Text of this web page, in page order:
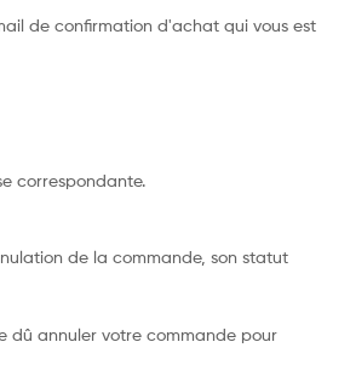
de confirmation d'achat qui vous est
correspondante.
de la commande, son statut
dû annuler votre commande pour